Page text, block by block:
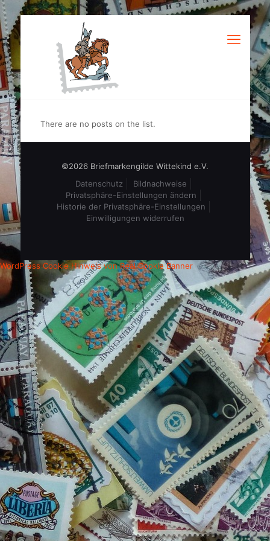
There are no posts on the list.
©2026 Briefmarkengilde Wittekind e.V.
Datenschutz
Bildnachweise
Privatsphäre-Einstellungen ändern
Historie der Privatsphäre-Einstellungen
Einwilligungen widerrufen
WordPress Cookie Hinweis von Real Cookie Banner